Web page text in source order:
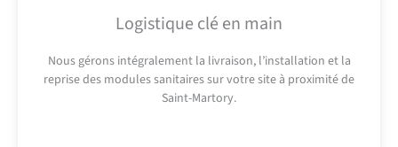
Logistique clé en main
Nous gérons intégralement la livraison, l’installation et la
reprise des modules sanitaires sur votre site à proximité de
Saint-Martory.